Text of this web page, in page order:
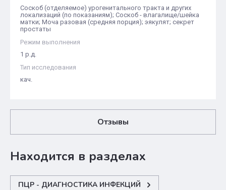
Соскоб (отделяемое) урогенитального тракта и других
локализаций (по показаниям); Соскоб - влагалищe/шейка
матки; Моча разовая (средняя порция); эякулят; секрет
простаты
Режим выполнения
1 р.д.
Тип исследования
кач.
Отзывы
Находится в разделах
ПЦР - ДИАГНОСТИКА ИНФЕКЦИЙ